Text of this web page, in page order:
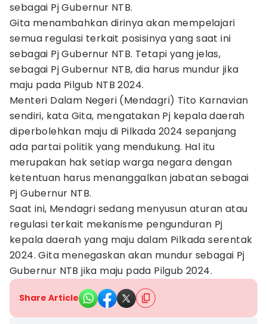
sebagai Pj Gubernur NTB.
Gita menambahkan dirinya akan mempelajari
semua regulasi terkait posisinya yang saat ini
sebagai Pj Gubernur NTB. Tetapi yang jelas,
sebagai Pj Gubernur NTB, dia harus mundur jika
maju pada Pilgub NTB 2024.
Menteri Dalam Negeri (Mendagri) Tito Karnavian
sendiri, kata Gita, mengatakan Pj kepala daerah
diperbolehkan maju di Pilkada 2024 sepanjang
ada partai politik yang mendukung. Hal itu
merupakan hak setiap warga negara dengan
ketentuan harus menanggalkan jabatan sebagai
Pj Gubernur NTB.
Saat ini, Mendagri sedang menyusun aturan atau
regulasi terkait mekanisme pengunduran Pj
kepala daerah yang maju dalam Pilkada serentak
2024. Gita menegaskan akan mundur sebagai Pj
Gubernur NTB jika maju pada Pilgub 2024.
Share Article